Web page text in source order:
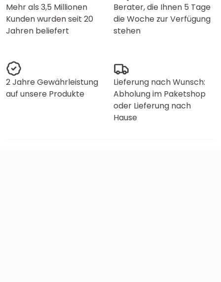
Mehr als 3,5 Millionen
Kunden wurden seit 20
Jahren beliefert
Berater, die Ihnen 5 Tage
die Woche zur Verfügung
stehen
2 Jahre Gewährleistung
auf unsere Produkte
Lieferung nach Wunsch:
Abholung im Paketshop
oder Lieferung nach
Hause